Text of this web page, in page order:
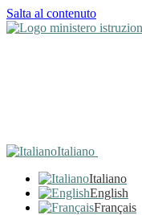
Salta al contenuto
Italiano
Italiano
English
Français